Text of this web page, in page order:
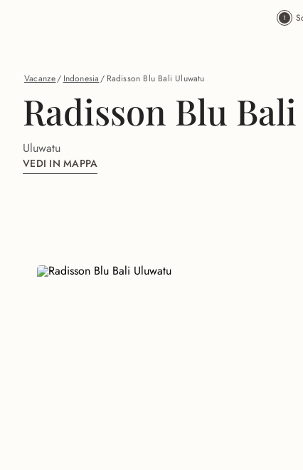
Vacanze/ Indonesia/ Radisson Blu Bali Uluwatu
Radisson Blu
Uluwatu
VEDI IN MAPPA